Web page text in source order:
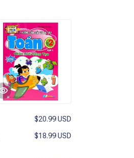
$20.99 USD
$18.99 USD